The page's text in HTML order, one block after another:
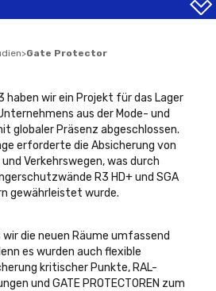
>Gate Protector
haben wir ein Projekt für das Lager
aus der Mode- und
globaler Präsenz abgeschlossen.
erforderte die Absicherung von
Verkehrswegen, was durch
R3 HD+ und SGA
gewährleistet wurde.
wir die neuen Räume umfassend
es wurden auch flexible
kritischer Punkte, RAL-
und GATE PROTECTOREN zum